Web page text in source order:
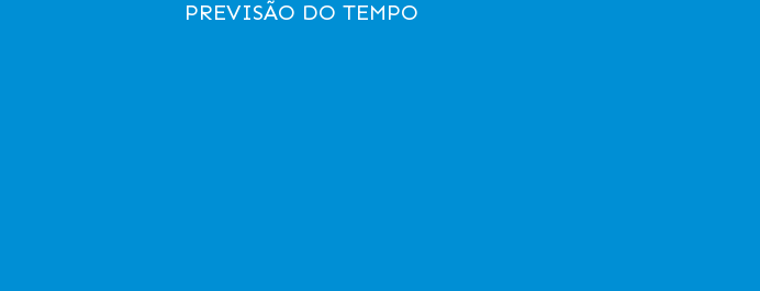
PREVISÃO DO TEMPO